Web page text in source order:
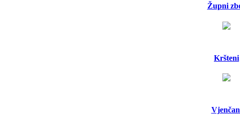
Župni
Kršteni